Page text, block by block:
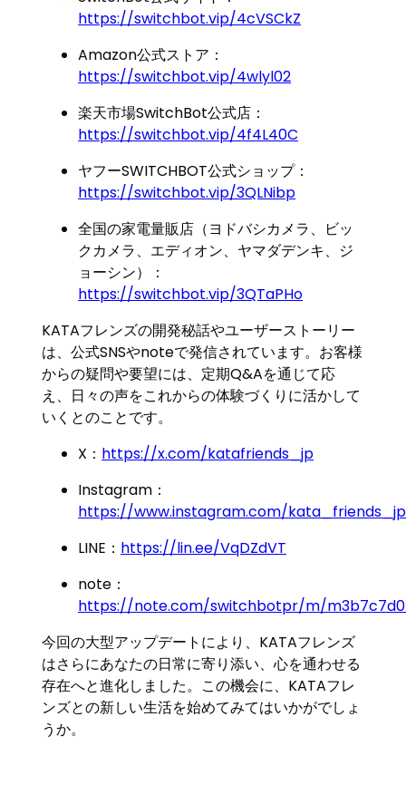
https://switchbot.vip/4cVSCkZ
Amazon公式ストア：
https://switchbot.vip/4wlyl02
楽天市場SwitchBot公式店：
https://switchbot.vip/4f4L40C
ヤフーSWITCHBOT公式ショップ：
https://switchbot.vip/3QLNibp
全国の家電量販店（ヨドバシカメラ、ビッ
クカメラ、エディオン、ヤマダデンキ、ジ
ョーシン）：
https://switchbot.vip/3QTaPHo
KATAフレンズの開発秘話やユーザーストーリー
は、公式SNSやnoteで発信されています。お客様
からの疑問や要望には、定期Q&Aを通じて応
え、日々の声をこれからの体験づくりに活かして
いくとのことです。
X： https://x.com/katafriends_jp
Instagram：
https://www.instagram.com/
LINE： https://lin.ee/VqDZdVT
note：
https://note.com/switchbotpr/m/
今回の大型アップデートにより、KATAフレンズ
はさらにあなたの日常に寄り添い、心を通わせる
存在へと進化しました。この機会に、KATAフレ
ンズとの新しい生活を始めてみてはいかがでしょ
うか。